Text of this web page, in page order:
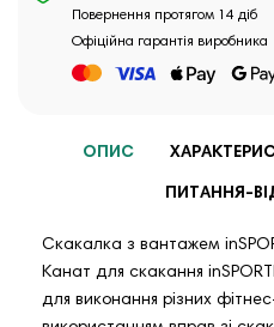
Повернення протягом 14 діб
Офіційна гарантія виробника
ОПИС
ПИТАННЯ-
Скакалка з вантажем
Канат для скакання
для виконання різних